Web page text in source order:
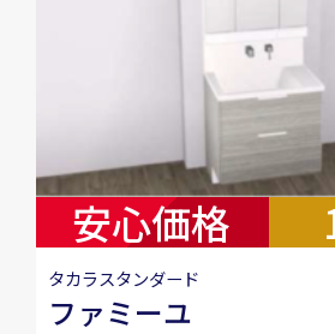
安心価格
タカラスタンダード
ファミーユ